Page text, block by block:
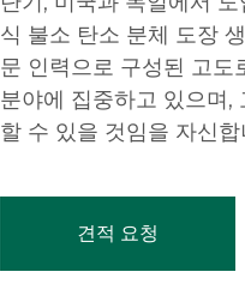
식 불소 탄소 분체 도장
문 인력으로 구성된 고도
분야에 집중하고 있으며,
할 수 있을 것임을 자신합
견적 요청